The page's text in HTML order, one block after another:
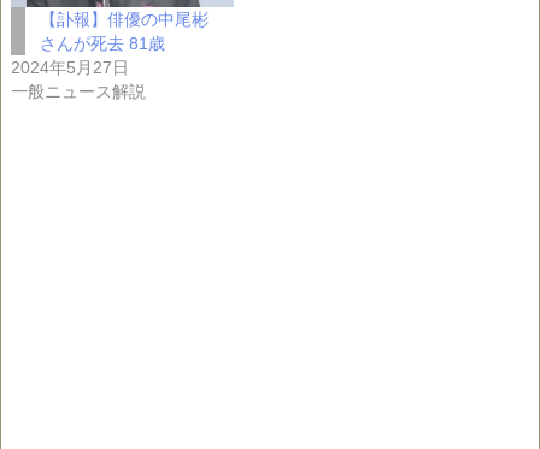
【訃報】俳優の中尾彬
さんが死去 81歳
2024年5月27日
一般ニュース解説